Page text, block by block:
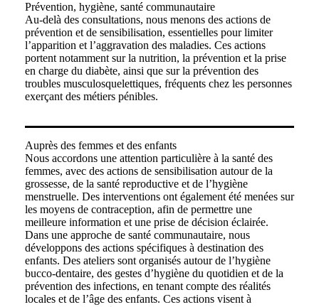
Prévention, hygiène, santé communautaire
Au-delà des consultations, nous menons des actions de
prévention et de sensibilisation, essentielles pour limiter
l’apparition et l’aggravation des maladies. Ces actions
portent notamment sur la nutrition, la prévention et la prise
en charge du diabète, ainsi que sur la prévention des
troubles musculosquelettiques, fréquents chez les personnes
exerçant des métiers pénibles.
Auprès des femmes et des enfants
Nous accordons une attention particulière à la santé des
femmes, avec des actions de sensibilisation autour de la
grossesse, de la santé reproductive et de l’hygiène
menstruelle. Des interventions ont également été menées sur
les moyens de contraception, afin de permettre une
meilleure information et une prise de décision éclairée.
Dans une approche de santé communautaire, nous
développons des actions spécifiques à destination des
enfants. Des ateliers sont organisés autour de l’hygiène
bucco-dentaire, des gestes d’hygiène du quotidien et de la
prévention des infections, en tenant compte des réalités
locales et de l’âge des enfants. Ces actions visent à